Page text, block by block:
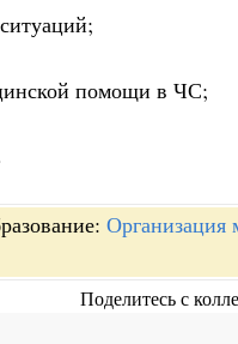
помощи в ЧС;
Организация
Поделитесь с